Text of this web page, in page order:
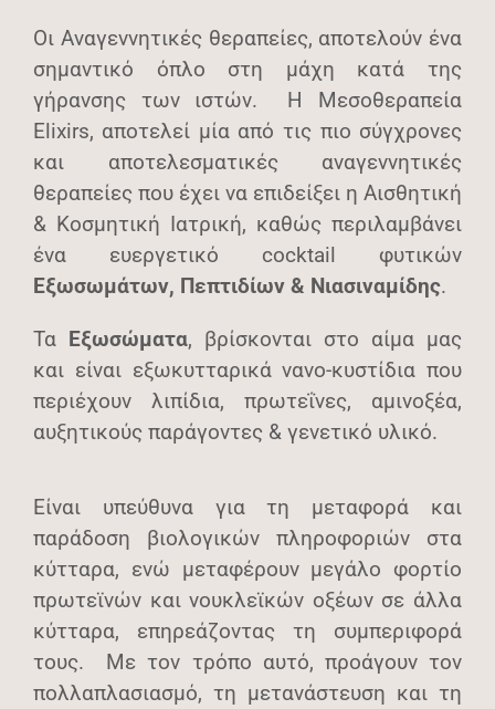
Οι Αναγεννητικές θεραπείες, αποτελούν ένα
σημαντικό όπλο στη μάχη κατά της
γήρανσης των ιστών. Η Μεσοθεραπεία
Elixirs, αποτελεί μία από τις πιο σύγχρονες
και αποτελεσματικές αναγεννητικές
θεραπείες που έχει να επιδείξει η Αισθητική
& Κοσμητική Ιατρική, καθώς περιλαμβάνει
ένα ευεργετικό cocktail φυτικών
Εξωσωμάτων, Πεπτιδίων & Νιασιναμίδης.
Τα Εξωσώματα, βρίσκονται στο αίμα μας
και είναι εξωκυτταρικά νανο-κυστίδια που
περιέχουν λιπίδια, πρωτεΐνες, αμινοξέα,
αυξητικούς παράγοντες & γενετικό υλικό.
Είναι υπεύθυνα για τη μεταφορά και
παράδοση βιολογικών πληροφοριών στα
κύτταρα, ενώ μεταφέρουν μεγάλο φορτίο
πρωτεϊνών και νουκλεϊκών οξέων σε άλλα
κύτταρα, επηρεάζοντας τη συμπεριφορά
τους. Με τον τρόπο αυτό, προάγουν τον
πολλαπλασιασμό, τη μετανάστευση και τη